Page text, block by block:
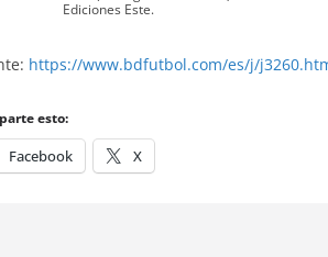
Ediciones Este.
https://www.bdfutbol.com/es/j/
esto:
Facebook X